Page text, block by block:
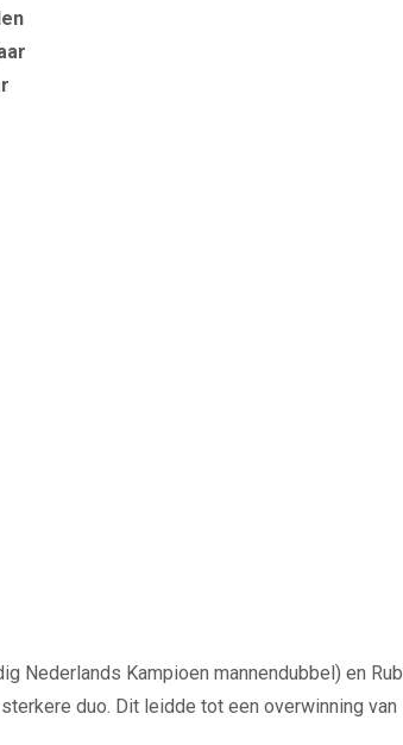
Nederlands Kampioen mannendubbel) en
duo. Dit leidde tot een overwinning